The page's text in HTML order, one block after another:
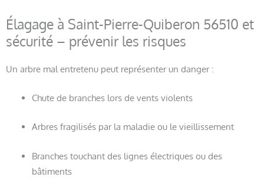
Élagage à Saint-Pierre-Quiberon 56510 et
sécurité – prévenir les risques
Un arbre mal entretenu peut représenter un danger :
Chute de branches lors de vents violents
Arbres fragilisés par la maladie ou le vieillissement
Branches touchant des lignes électriques ou des
bâtiments